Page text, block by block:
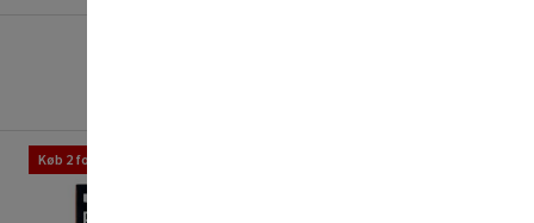
Køb 2 for 179,96 kr.